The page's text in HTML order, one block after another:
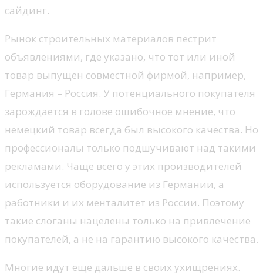
сайдинг.
Рынок строительных материалов пестрит
объявлениями, где указано, что тот или иной
товар выпущен совместной фирмой, например,
Германия – Россия. У потенциального покупателя
зарождается в голове ошибочное мнение, что
немецкий товар всегда был высокого качества. Но
профессионалы только подшучивают над такими
рекламами. Чаще всего у этих производителей
используется оборудование из Германии, а
работники и их менталитет из России. Поэтому
такие слоганы нацелены только на привлечение
покупателей, а не на гарантию высокого качества.
Многие идут еще дальше в своих ухищрениях.